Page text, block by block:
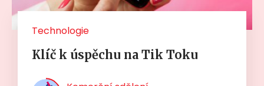
Technologie
Klíč k úspěchu na Tik Toku